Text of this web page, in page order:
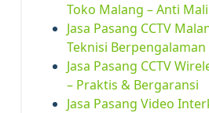
Toko Malang – Anti
Jasa Pasang CCTV
Teknisi Berpengalaman
Jasa Pasang CCTV
– Praktis & Bergaransi
Jasa Pasang Video